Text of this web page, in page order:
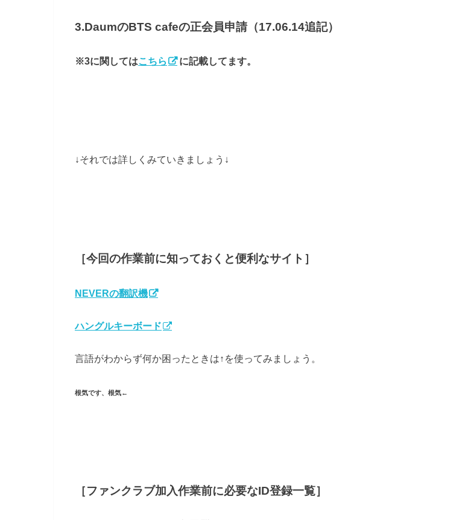
3.DaumのBTS cafeの正会員申請（17.06.14追記）
※3に関してはこちら に記載してます。
↓それでは詳しくみていきましょう↓
［今回の作業前に知っておくと便利なサイト］
NEVERの翻訳機
ハングルキーボード
言語がわからず何か困ったときは↑を使ってみましょう。
根気です、根気←
［ファンクラブ加入作業前に必要なID登録一覧］